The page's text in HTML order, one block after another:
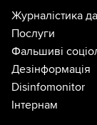
Журналістика
Послуги
Фальшиві
Дезінформація
Disinfomonitor
Інтернам